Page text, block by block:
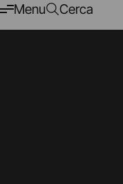
Menu Cerca